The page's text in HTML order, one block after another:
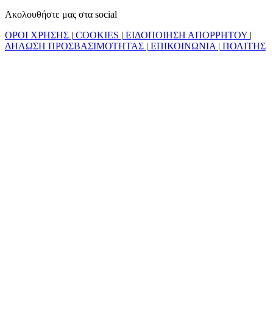
Ακολουθήστε μας στα social
ΟΡΟΙ ΧΡΗΣΗΣ | COOKIES | ΕΙΔΟΠΟΙΗΣΗ ΑΠΟΡΡΗΤΟΥ |
ΔΗΛΩΣΗ ΠΡΟΣΒΑΣΙΜΟΤΗΤΑΣ | ΕΠΙΚΟΙΝΩΝΙΑ | ΠΟΛΙΤΗΣ